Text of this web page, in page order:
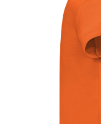
CHI SIAMO
CONTATTI